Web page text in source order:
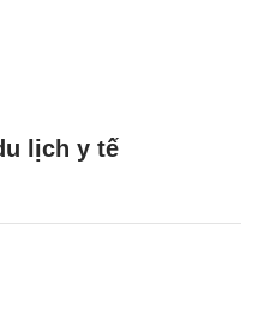
lịch y tế